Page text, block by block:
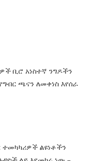
ቢሮ አነስተኛ ንግዶችን
ጫናን ለመቀነስ እየሰራ
ተመካካሪዎች ልዩነቶችን